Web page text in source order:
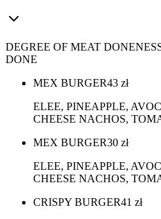
DEGREE OF MEAT
DONE
MEX BURGER43 zł
ELEE, PINEAPPLE,
CHEESE NACHOS,
MEX BURGER30 zł
ELEE, PINEAPPLE,
CHEESE NACHOS,
CRISPY BURGER41 zł